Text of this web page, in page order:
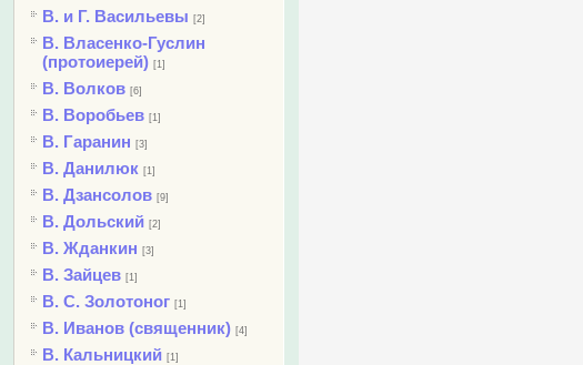
В. и Г. Васильевы [2]
В. Власенко-Гуслин
(протоиерей) [1]
В. Волков [6]
В. Воробьев [1]
В. Гаранин [3]
В. Данилюк [1]
В. Дзансолов [9]
В. Дольский [2]
В. Жданкин [3]
В. Зайцев [1]
В. С. Золотоног [1]
В. Иванов (священник) [4]
В. Кальницкий [1]